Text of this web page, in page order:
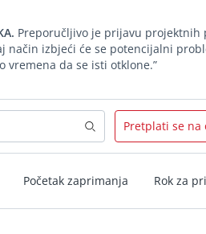
Preporučljivo je prijavu projektnih
način izbjeći će se potencijalni
da se isti otklone.”
Pretplati se na
Početak zaprimanja Rok za